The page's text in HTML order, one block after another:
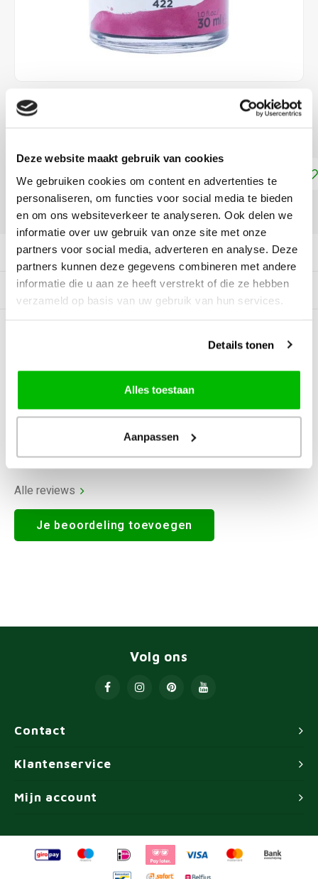
Deze website maakt gebruik van cookies
We gebruiken cookies om content en advertenties te
personaliseren, om functies voor social media te bieden
en om ons websiteverkeer te analyseren. Ook delen we
informatie over uw gebruik van onze site met onze
partners voor social media, adverteren en analyse. Deze
partners kunnen deze gegevens combineren met andere
informatie die u aan ze heeft verstrekt of die ze hebben
verzameld op basis van uw gebruik van hun services.
Details tonen
Alles toestaan
Aanpassen
€4,15
Toevoegen aan winkelwagen
DELEN:
Productomschrijving
Gerelateerde producten
0Reviews
Alle reviews
Je beoordeling toevoegen
Contact
Volg ons
Klantenservice
Mijn account